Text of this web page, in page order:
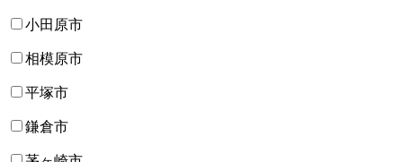
小田原市
相模原市
平塚市
鎌倉市